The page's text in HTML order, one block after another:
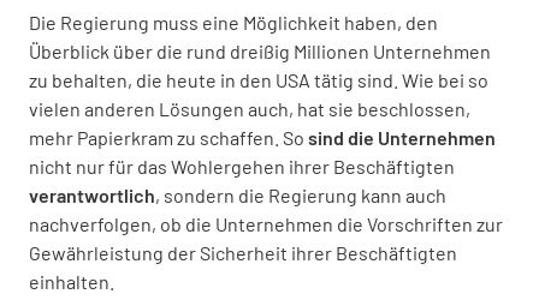
Die Regierung muss eine Möglichkeit haben, den
Überblick über die rund dreißig Millionen Unternehmen
zu behalten, die heute in den USA tätig sind. Wie bei so
vielen anderen Lösungen auch, hat sie beschlossen,
mehr Papierkram zu schaffen. So sind die Unternehmen
nicht nur für das Wohlergehen ihrer Beschäftigten
verantwortlich, sondern die Regierung kann auch
nachverfolgen, ob die Unternehmen die Vorschriften zur
Gewährleistung der Sicherheit ihrer Beschäftigten
einhalten.